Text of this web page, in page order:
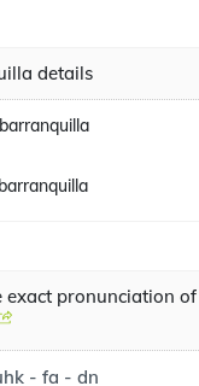
details
exact pronunciation of
- fa - dn